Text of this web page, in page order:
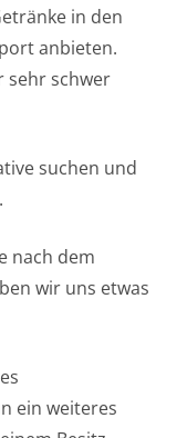
in den
anbieten.
sehr schwer
suchen und
nach dem
wir uns etwas
ein weiteres